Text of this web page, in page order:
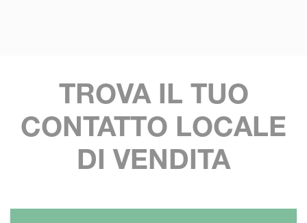
TROVA IL TUO
CONTATTO LOCALE
DI VENDITA